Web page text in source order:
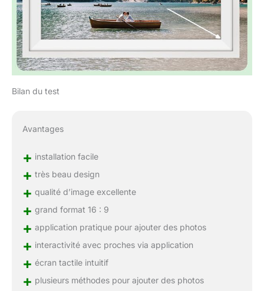
Bilan du test
Avantages
+ installation facile
+ très beau design
+ qualité d’image excellente
+ grand format 16 : 9
+ application pratique pour ajouter des photos
+ interactivité avec proches via application
+ écran tactile intuitif
+ plusieurs méthodes pour ajouter des photos